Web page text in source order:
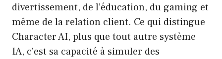
divertissement, de l’éducation, du gaming et
même de la relation client. Ce qui distingue
Character AI, plus que tout autre système
IA, c’est sa capacité à simuler des